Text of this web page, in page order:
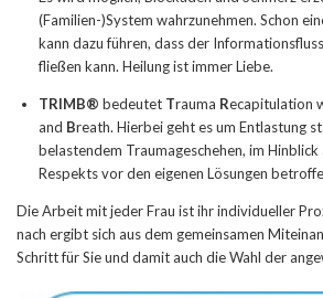
(Familien-)System wahrzunehmen. Schon
kann dazu führen, dass der
fließen kann. Heilung ist immer Liebe.
TRIMB® bedeutet Trauma Recapitulation
and Breath. Hierbei geht es um Entlastung
belastendem Traumageschehen, im
Respekts vor den eigenen Lösungen
Die Arbeit mit jeder Frau ist ihr individueller
nach ergibt sich aus dem gemeinsamen
Schritt für Sie und damit auch die Wahl der